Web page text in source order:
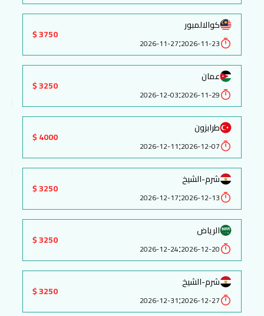
كوالالمبور
2026-11-23
:
2026-11-27
3750 $
عمان
2026-11-29
:
2026-12-03
3250 $
طرابزون
2026-12-07
:
2026-12-11
4000 $
شرم-الشيخ
2026-12-13
:
2026-12-17
3250 $
الرياض
2026-12-20
:
2026-12-24
3250 $
شرم-الشيخ
2026-12-27
:
2026-12-31
3250 $